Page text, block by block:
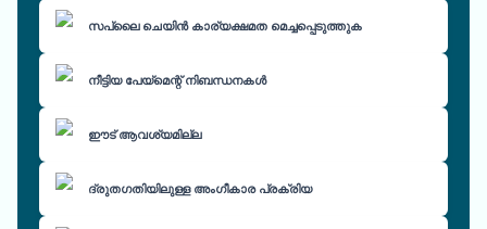
സപ്ലൈ ചെയിൻ കാര്യക്ഷമത മെച്ചപ്പെടുത്തുക
നീട്ടിയ പേയ്മെന്റ് നിബന്ധനകൾ
ഈട് ആവശ്യമില്ല
ദ്രുതഗതിയിലുള്ള അംഗീകാര പ്രക്രിയ